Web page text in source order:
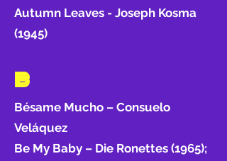
Autumn Leaves - Joseph Kosma
(1945)
B
Bésame Mucho – Consuelo
Veláquez
Be My Baby – Die Ronettes (1965);